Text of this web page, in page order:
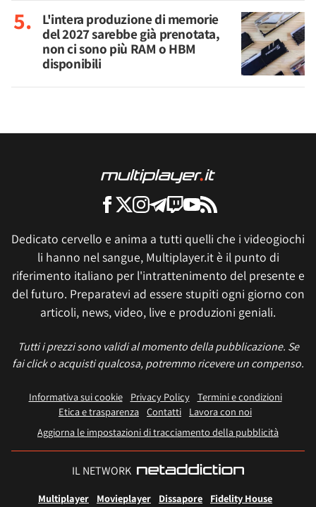
L'intera produzione di memorie
del 2027 sarebbe già prenotata,
non ci sono più RAM o HBM
disponibili
Dedicato cervello e anima a tutti quelli che i videogiochi
li hanno nel sangue, Multiplayer.it è il punto di
riferimento italiano per l'intrattenimento del presente e
del futuro. Preparatevi ad essere stupiti ogni giorno con
articoli, news, video, live e produzioni geniali.
Tutti i prezzi sono validi al momento della pubblicazione. Se
fai click o acquisti qualcosa, potremmo ricevere un compenso.
Informativa sui cookie Privacy Policy
Termini e condizioni
Etica e trasparenza Contatti
Lavora con noi
Aggiorna le impostazioni di tracciamento della pubblicità
IL NETWORK
Multiplayer Movieplayer Dissapore Fidelity House